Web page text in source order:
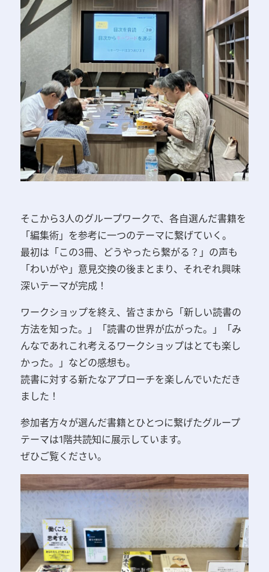
そこから3人のグループワークで、各自選んだ書籍を
「編集術」を参考に一つのテーマに繋げていく。
最初は「この3冊、どうやったら繋がる？」の声も
「わいがや」意見交換の後まとまり、それぞれ興味
深いテーマが完成！
ワークショップを終え、皆さまから「新しい読書の
方法を知った。」「読書の世界が広がった。」「み
んなであれこれ考えるワークショップはとても楽し
かった。」などの感想も。
読書に対する新たなアプローチを楽しんでいただき
ました！
参加者方々が選んだ書籍とひとつに繋げたグループ
テーマは1階共読知に展示しています。
ぜひご覧ください。